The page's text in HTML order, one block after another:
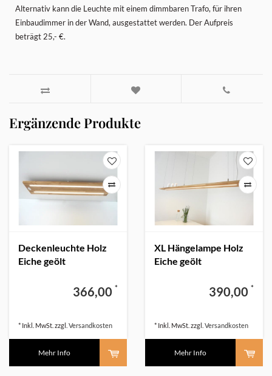
Alternativ kann die Leuchte mit einem dimmbaren Trafo, für ihren
Einbaudimmer in der Wand, ausgestattet werden. Der Aufpreis
beträgt 25,- €.
Ergänzende Produkte
Deckenleuchte Holz
Eiche geölt
366,00 *
* Inkl. MwSt. zzgl. Versandkosten
Mehr Info
XL Hängelampe Holz
Eiche geölt
390,00 *
* Inkl. MwSt. zzgl. Versandkosten
Mehr Info